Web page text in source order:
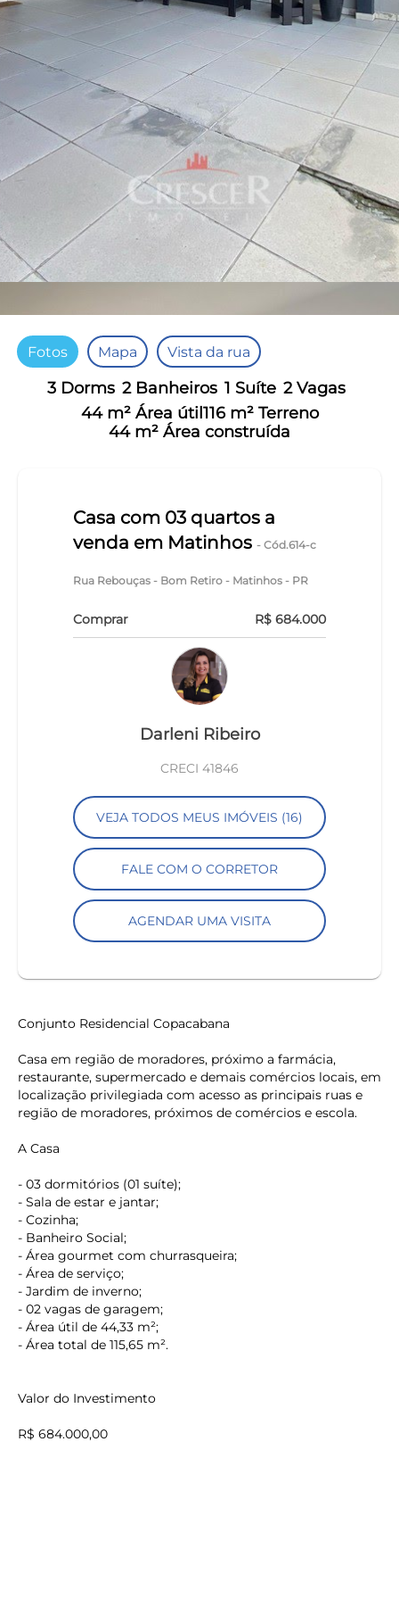
Fotos Mapa Vista da rua
3 Dorms 2 Banheiros 1 Suíte 2 Vagas
44 m² Área útil 116 m² Terreno
44 m² Área construída
Casa com 03 quartos a
venda em Matinhos - Cód.614-c
Rua Rebouças - Bom Retiro - Matinhos - PR
Comprar R$ 684.000
Darleni Ribeiro
CRECI 41846
VEJA TODOS MEUS IMÓVEIS (16)
FALE COM O CORRETOR
AGENDAR UMA VISITA
Conjunto Residencial Copacabana
Casa em região de moradores, próximo a farmácia,
restaurante, supermercado e demais comércios locais, em
localização privilegiada com acesso as principais ruas e
região de moradores, próximos de comércios e escola.
A Casa
- 03 dormitórios (01 suíte);
- Sala de estar e jantar;
- Cozinha;
- Banheiro Social;
- Área gourmet com churrasqueira;
- Área de serviço;
- Jardim de inverno;
- 02 vagas de garagem;
- Área útil de 44,33 m²;
- Área total de 115,65 m².
Valor do Investimento
R$ 684.000,00